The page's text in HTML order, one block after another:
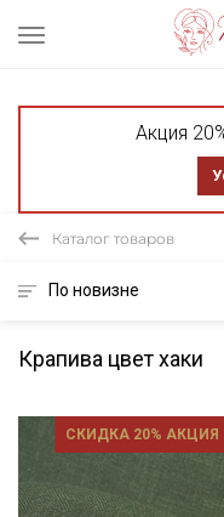
Акция
Каталог товаров
По новизне
Крапива цвет хаки
СКИДКА 20% АКЦИЯ